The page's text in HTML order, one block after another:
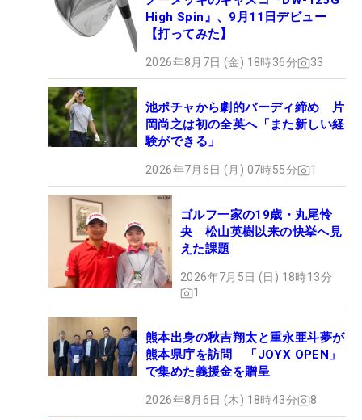
High Spin』、9月11日デビュー
【打ってみた】
2026年8月7日 (金) 18時36分 33
池ポチャから劇的バーディ締め 片
岡尚之は初の全英へ「また新しい経
験ができる」
2026年7月6日 (月) 07時55分 1
ゴルフ一家の19歳・丸尾怜
央 松山英樹以来の快挙へ見
えた課題
2026年7月5日 (日) 18時13分
1
熊本出身の秋吉翔太と重永亜斗夢が
熊本県庁を訪問 「JOYX OPEN」
で集めた義援金を贈呈
2026年8月6日 (木) 18時43分 8